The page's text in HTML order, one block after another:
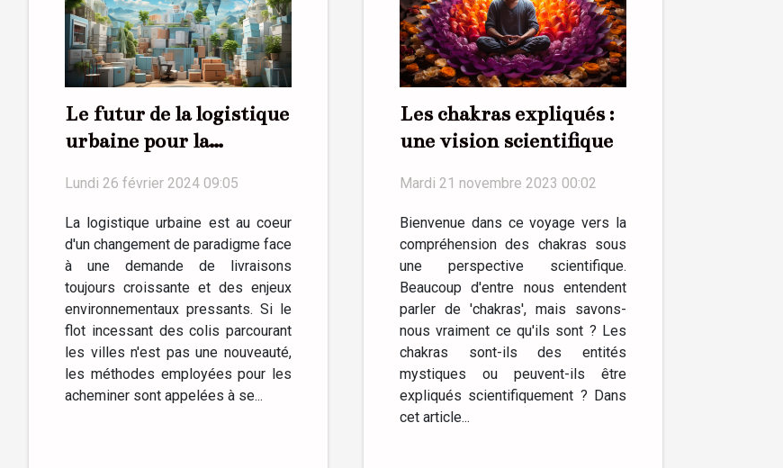
Le futur de la logistique
urbaine pour la
Lundi 26 février 2024 09:05
La logistique urbaine est au coeur
d'un changement de paradigme face
à une demande de livraisons
toujours croissante et des enjeux
environnementaux pressants. Si le
flot incessant des colis parcourant
les villes n'est pas une nouveauté,
les méthodes employées pour les
acheminer sont appelées à se...
Les chakras expliqués :
une vision scientifique
Mardi 21 novembre 2023 00:02
Bienvenue dans ce voyage vers la
compréhension des chakras sous
une perspective scientifique.
Beaucoup d'entre nous entendent
parler de 'chakras', mais savons-
nous vraiment ce qu'ils sont ? Les
chakras sont-ils des entités
mystiques ou peuvent-ils être
expliqués scientifiquement ? Dans
cet article...